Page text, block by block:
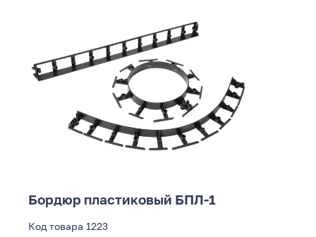
Бордюр пластиковый БПЛ-1
Код товара 1223